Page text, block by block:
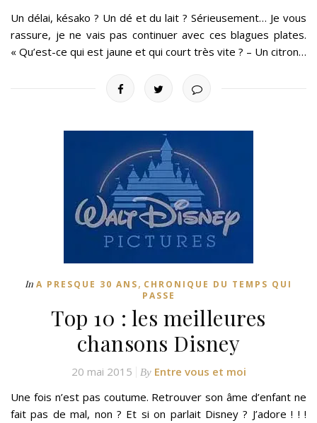
Un délai, késako ? Un dé et du lait ? Sérieusement… Je vous
rassure, je ne vais pas continuer avec ces blagues plates.
« Qu’est-ce qui est jaune et qui court très vite ? – Un citron…
In A PRESQUE 30 ANS, CHRONIQUE DU TEMPS QUI
PASSE
Top 10 : les meilleures
chansons Disney
20 mai 2015 By Entre vous et moi
Une fois n’est pas coutume. Retrouver son âme d’enfant ne
fait pas de mal, non ? Et si on parlait Disney ? J’adore ! ! !